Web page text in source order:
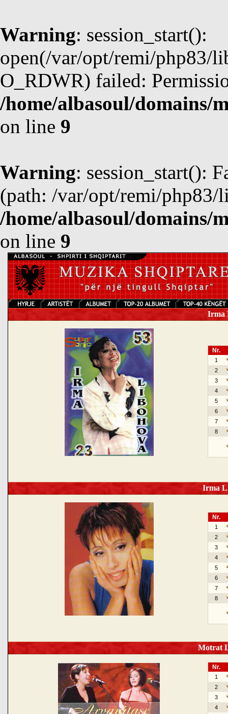
Warning: session_start():
open(/var/opt/remi/php83/
O_RDWR) failed:
/home/albasoul/domains/
on line 9
Warning: session_start():
(path: /var/opt/remi/php83/
/home/albasoul/domains/
on line 9
Irma
Nr.
1
2
3
4
5
6
7
8
Irma
Nr.
1
2
3
4
5
6
7
8
Motrat
Nr.
1
2
3
4